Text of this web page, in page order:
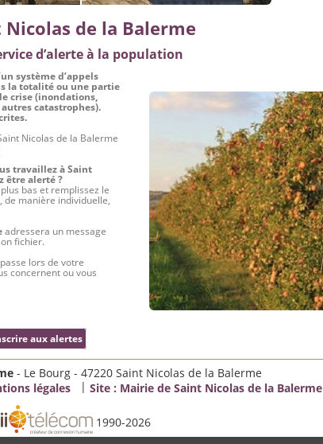
de la Balerme
d’alerte à la population
système d’appels
la totalité ou une partie
crise (inondations,
catastrophes).
Nicolas de la Balerme
travaillez à Saint
être alerté ?
bas et remplissez le
de manière individuelle,
adressera un message
fichier.
lors de votre
concernent ou vous
aux alertes
- Le Bourg - 47220 Saint Nicolas de la Balerme
légales| Site : Mairie de Saint Nicolas de la Balerme
1990-2026